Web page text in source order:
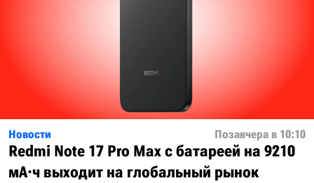
Новости Позавчера в 10:10
Redmi Note 17 Pro Max с батареей на 9210
мА·ч выходит на глобальный рынок